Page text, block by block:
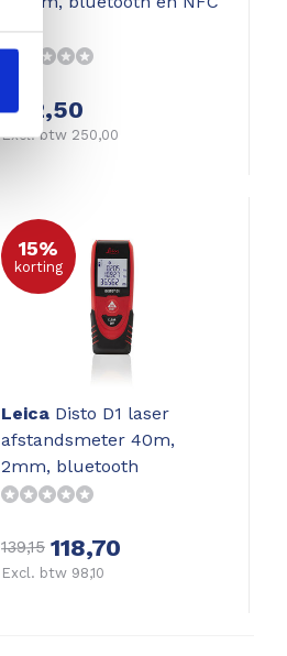
302,50
Excl. btw 250,00
15%
korting
LeicaDisto D1 laser
afstandsmeter 40m,
2mm, bluetooth
139,15 118,70
Excl. btw 98,10